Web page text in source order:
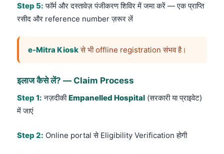
Step 5: फॉर्म और दस्तावेज़ पंजीकरण शिविर में जमा करें — एक प्राप्ति
रसीद और reference number ज़रूर लें
e-Mitra Kioskसे भी offline registration संभव है।
इलाज कैसे लें? — Claim Process
Step 1: नज़दीकीEmpanelled Hospital (सरकारी या प्राइवेट)
में जाएं
Step 2: Online portal से Eligibility Verification होगी